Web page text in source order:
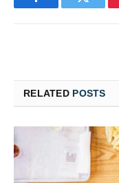
FacebookTwitter
RELATED POSTS